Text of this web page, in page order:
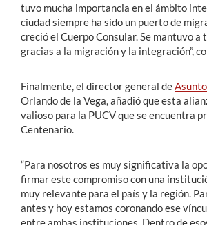
tuvo mucha importancia en el ámbito
ciudad siempre ha sido un puerto de
creció el Cuerpo Consular. Se mantuvo
gracias a la migración y la integración”,
Finalmente, el director general de
Orlando de la Vega, añadió que esta
valioso para la PUCV que se encuentra
Centenario.
“Para nosotros es muy significativa la
firmar este compromiso con una
muy relevante para el país y la región.
antes y hoy estamos coronando ese
entre ambas instituciones. Dentro de